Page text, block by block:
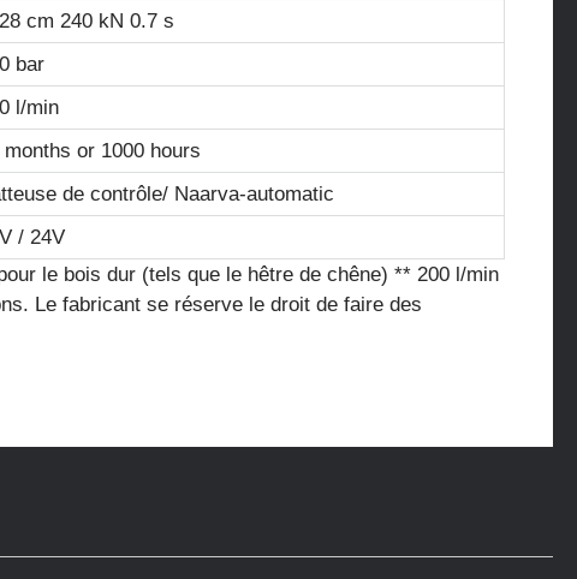
cm 240 kN 0.7 s
bar
l/min
months or 1000 hours
de contrôle/ Naarva-automatic
/ 24V
le bois dur (tels que le hêtre de chêne) ** 200 l/min
Le fabricant se réserve le droit de faire des